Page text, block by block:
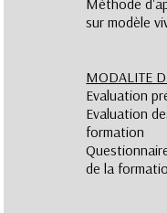
Méthode
sur modèle
MODALITE
Evaluation
Evaluation
formation
de la